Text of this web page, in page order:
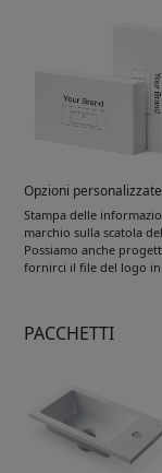
Opzioni personalizzate
Stampa delle
marchio sulla scatola
Possiamo anche
fornirci il file del logo in
PACCHETTI